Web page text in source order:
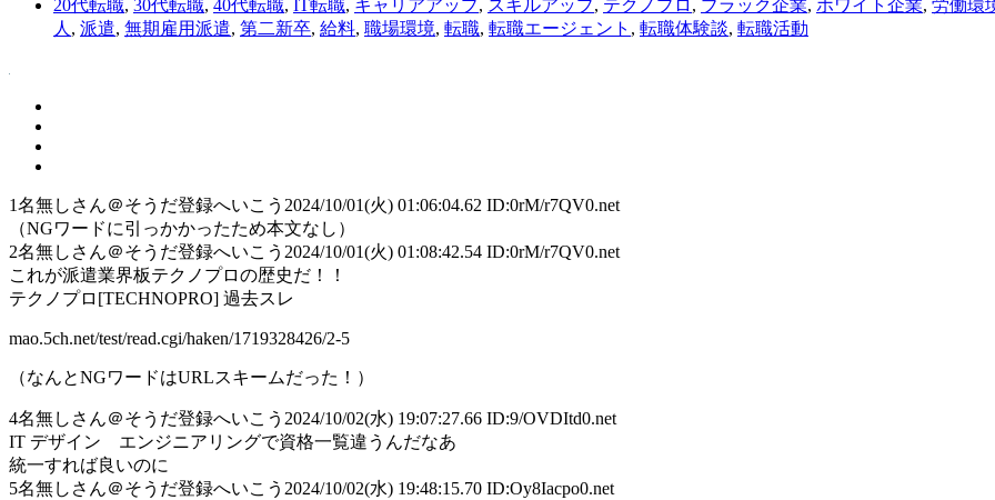
20代転職, 30代転職, 40代転職, IT転職, キャリアアップ, スキルアップ, テクノプロ , ブラック企業, ホワイト企業, 労働環
人 , 派遣, 無期雇用派遣, 第二新卒, 給料, 職場環境, 転職, 転職エージェント , 転職体験談, 転職活動
1名無しさん＠そうだ登録へいこう 2024/10/01(火) 01:06:04.62 ID:0rM/r7QV0.net
（NGワードに引っかかったため本文なし）
2名無しさん＠そうだ登録へいこう 2024/10/01(火) 01:08:42.54 ID:0rM/r7QV0.net
これが派遣業界板テクノプロの歴史だ！！
テクノプロ[TECHNOPRO] 過去スレ
mao.5ch.net/test/read.cgi/haken/1719328426/2-5
（なんとNGワードはURLスキームだった！）
4名無しさん＠そうだ登録へいこう 2024/10/02(水) 19:07:27.66 ID:9/OVDItd0.net
IT デザイン エンジニアリングで資格一覧違うんだなあ
統一すれば良いのに
5名無しさん＠そうだ登録へいこう 2024/10/02(水) 19:48:15.70 ID:Oy8Iacpo0.net